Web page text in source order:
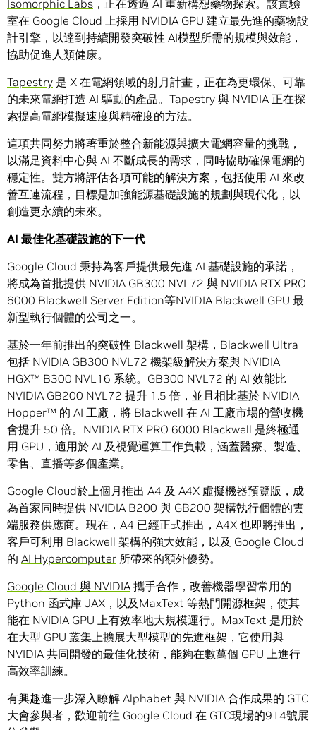
Isomorphic Labs ，正在透過 AI 重新構想藥物探索。該實驗
室在 Google Cloud 上採用 NVIDIA GPU 建立最先進的藥物設
計引擎，以達到持續開發突破性 AI模型所需的規模與效能，
協助促進人類健康。
Tapestry 是 X 在電網領域的射月計畫，正在為更環保、可靠
的未來電網打造 AI 驅動的產品。Tapestry 與 NVIDIA 正在探
索提高電網模擬速度與精確度的方法。
這項共同努力將著重於整合新能源與擴大電網容量的挑戰，
以滿足資料中心與 AI 不斷成長的需求，同時協助確保電網的
穩定性。雙方將評估各項可能的解決方案，包括使用 AI 來改
善互連流程，目標是加強能源基礎設施的規劃與現代化，以
創造更永續的未來。
AI 最佳化基礎設施的下一代
Google Cloud 秉持為客戶提供最先進 AI 基礎設施的承諾，
將成為首批提供 NVIDIA GB300 NVL72 與 NVIDIA RTX PRO
6000 Blackwell Server Edition等NVIDIA Blackwell GPU 最
新型執行個體的公司之一。
基於一年前推出的突破性 Blackwell 架構，Blackwell Ultra
包括 NVIDIA GB300 NVL72 機架級解決方案與 NVIDIA
HGX™ B300 NVL16 系統。GB300 NVL72 的 AI 效能比
NVIDIA GB200 NVL72 提升 1.5 倍，並且相比基於 NVIDIA
Hopper™ 的 AI 工廠，將 Blackwell 在 AI 工廠市場的營收機
會提升 50 倍。NVIDIA RTX PRO 6000 Blackwell 是終極通
用 GPU，適用於 AI 及視覺運算工作負載，涵蓋醫療、製造、
零售、直播等多個產業。
Google Cloud於上個月推出 A4 及 A4X 虛擬機器預覽版，成
為首家同時提供 NVIDIA B200 與 GB200 架構執行個體的雲
端服務供應商。現在，A4 已經正式推出，A4X 也即將推出，
客戶可利用 Blackwell 架構的強大效能，以及 Google Cloud
的 AI Hypercomputer 所帶來的額外優勢。
Google Cloud 與 NVIDIA 攜手合作，改善機器學習常用的
Python 函式庫 JAX，以及MaxText 等熱門開源框架，使其
能在 NVIDIA GPU 上有效率地大規模運行。MaxText 是用於
在大型 GPU 叢集上擴展大型模型的先進框架，它使用與
NVIDIA 共同開發的最佳化技術，能夠在數萬個 GPU 上進行
高效率訓練。
有興趣進一步深入瞭解 Alphabet 與 NVIDIA 合作成果的 GTC
大會參與者，歡迎前往 Google Cloud 在 GTC現場的914號展